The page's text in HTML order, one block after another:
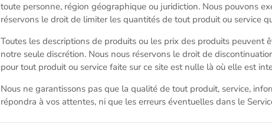
toute personne, région géographique ou juridiction. Nous pouvons
réservons le droit de limiter les quantités de tout produit ou service
Toutes les descriptions de produits ou les prix des produits peuvent
notre seule discrétion. Nous nous réservons le droit de
pour tout produit ou service faite sur ce site est nulle là où elle est
Nous ne garantissons pas que la qualité de tout produit, service,
répondra à vos attentes, ni que les erreurs éventuelles dans le